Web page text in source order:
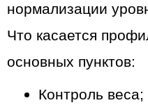
нормализации
Что касается
основных пунктов:
Контроль веса;